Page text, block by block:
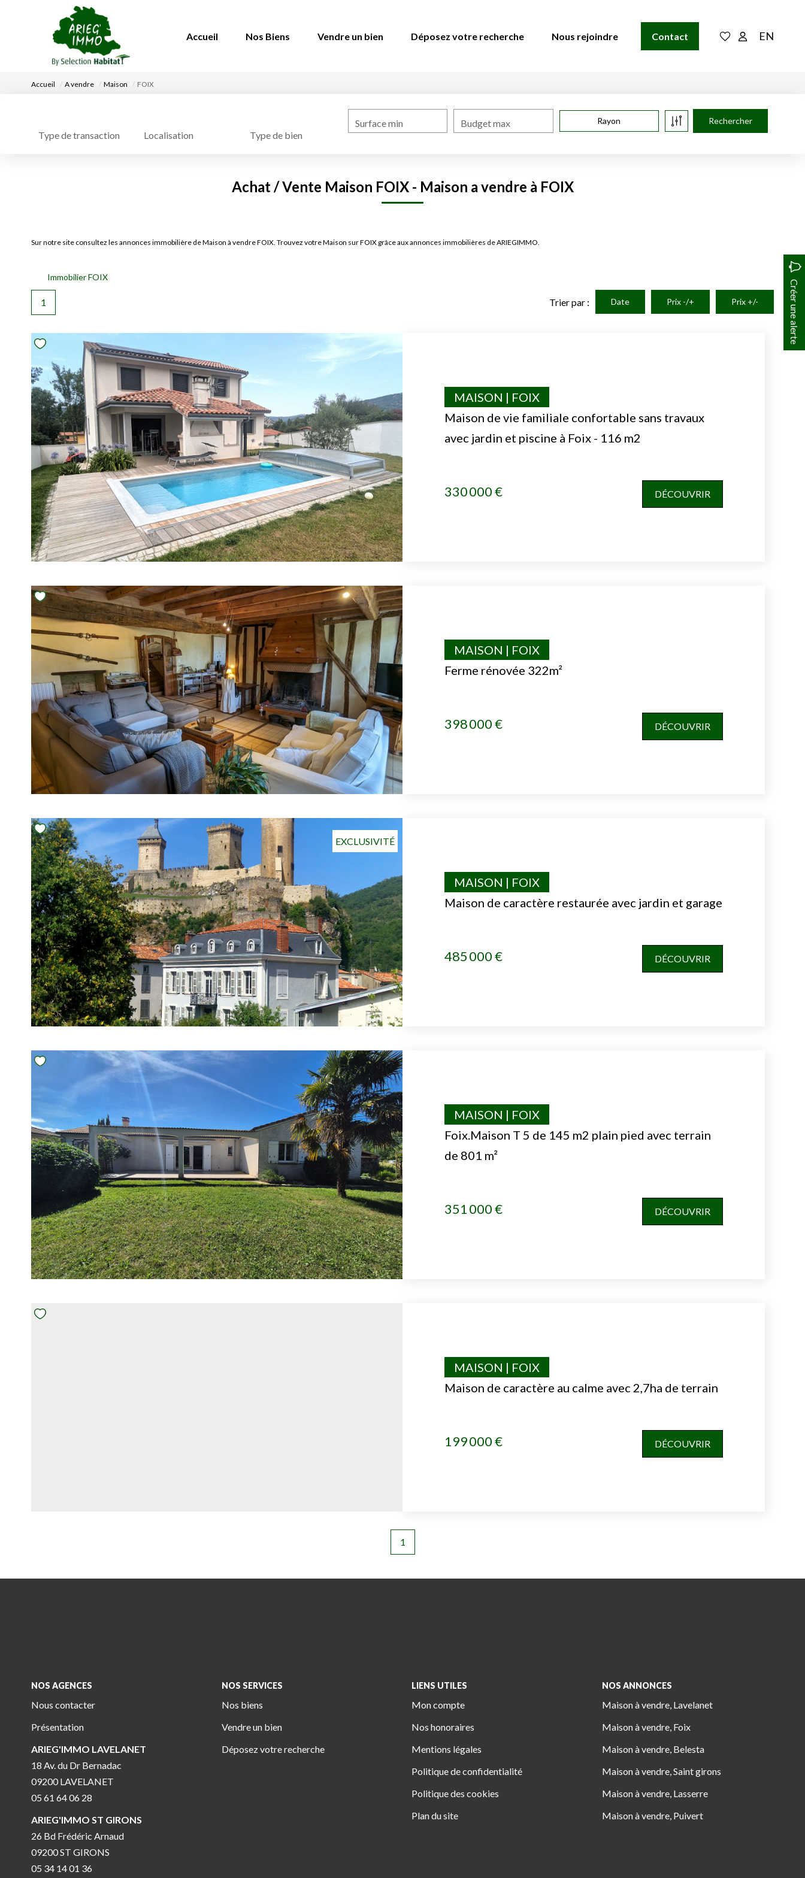
Accueil Nos Biens Vendre un bien Déposez votre recherche Nous rejoindre Contact EN
Accueil A vendre Maison FOIX
Type de transaction Localisation Type de bien
Surface min Budget max Rayon
Achat / Vente Maison FOIX - Maison a vendre à FOIX
Sur notre site consultez les annonces immobilière de Maison à vendre FOIX. Trouvez votre Maison sur FOIX grâce aux annonces immobilières de ARIEGIMMO.
Immobilier FOIX
Créer une alerte
1 Trier par : Date Prix -/+ Prix +/-
Maison de vie familiale confortable sans travaux
avec jardin et piscine à Foix - 116 m2
MAISON | FOIX
330 000 € DÉCOUVRIR
Ferme rénovée 322m²
MAISON | FOIX
398 000 € DÉCOUVRIR
EXCLUSIVITÉ
Maison de caractère restaurée avec jardin et garage
MAISON | FOIX
485 000 € DÉCOUVRIR
Foix.Maison T 5 de 145 m2 plain pied avec terrain
de 801 m²
MAISON | FOIX
351 000 € DÉCOUVRIR
Maison de caractère au calme avec 2,7ha de terrain
MAISON | FOIX
199 000 € DÉCOUVRIR
1
NOS AGENCES
Nous contacter
Présentation
ARIEG'IMMO LAVELANET
18 Av. du Dr Bernadac
09200 LAVELANET
05 61 64 06 28
ARIEG'IMMO ST GIRONS
26 Bd Frédéric Arnaud
09200 ST GIRONS
05 34 14 01 36
NOS SERVICES
Nos biens
Vendre un bien
Déposez votre recherche
LIENS UTILES
Mon compte
Nos honoraires
Mentions légales
Politique de confidentialité
Politique des cookies
Plan du site
NOS ANNONCES
Maison à vendre, Lavelanet
Maison à vendre, Foix
Maison à vendre, Belesta
Maison à vendre, Saint girons
Maison à vendre, Lasserre
Maison à vendre, Puivert